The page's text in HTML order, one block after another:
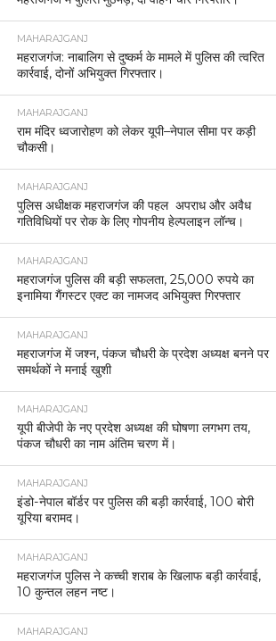
MAHARAJGANJ
महराजगंज: नाबालिग से दुष्कर्म के मामले में पुलिस की त्वरित
कार्रवाई, दोनों अभियुक्त गिरफ्तार।
MAHARAJGANJ
राम मंदिर ध्वजारोहण को लेकर यूपी–नेपाल सीमा पर कड़ी
चौकसी।
MAHARAJGANJ
पुलिस अधीक्षक महराजगंज की पहल अपराध और अवैध
गतिविधियों पर रोक के लिए गोपनीय हेल्पलाइन लॉन्च।
MAHARAJGANJ
महराजगंज पुलिस की बड़ी सफलता, 25,000 रुपये का
इनामिया गैंगस्टर एक्ट का नामजद अभियुक्त गिरफ्तार
MAHARAJGANJ
महराजगंज में जश्न, पंकज चौधरी के प्रदेश अध्यक्ष बनने पर
समर्थकों ने मनाई खुशी
MAHARAJGANJ
यूपी बीजेपी के नए प्रदेश अध्यक्ष की घोषणा लगभग तय,
पंकज चौधरी का नाम अंतिम चरण में।
MAHARAJGANJ
इंडो-नेपाल बॉर्डर पर पुलिस की बड़ी कार्रवाई, 100 बोरी
यूरिया बरामद।
MAHARAJGANJ
महराजगंज पुलिस ने कच्ची शराब के खिलाफ बड़ी कार्रवाई,
10 कुन्तल लहन नष्ट।
MAHARAJGANJ